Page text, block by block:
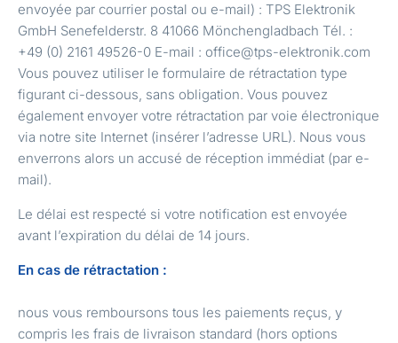
envoyée par courrier postal ou e-mail) : TPS Elektronik
GmbH Senefelderstr. 8 41066 Mönchengladbach Tél. :
+49 (0) 2161 49526-0 E-mail : office@tps-elektronik.com
Vous pouvez utiliser le formulaire de rétractation type
figurant ci-dessous, sans obligation. Vous pouvez
également envoyer votre rétractation par voie électronique
via notre site Internet (insérer l’adresse URL). Nous vous
enverrons alors un accusé de réception immédiat (par e-
mail).
Le délai est respecté si votre notification est envoyée
avant l’expiration du délai de 14 jours.
En cas de rétractation :
nous vous remboursons tous les paiements reçus, y
compris les frais de livraison standard (hors options